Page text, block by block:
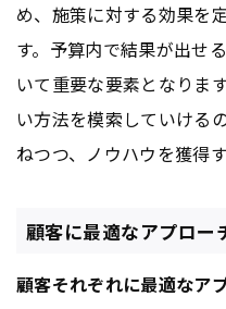
め、施策に対する効果を
す。予算内で結果が出せ
いて重要な要素となりま
い方法を模索していける
ねつつ、ノウハウを獲得
顧客に最適なアプロー
顧客それぞれに最適なア